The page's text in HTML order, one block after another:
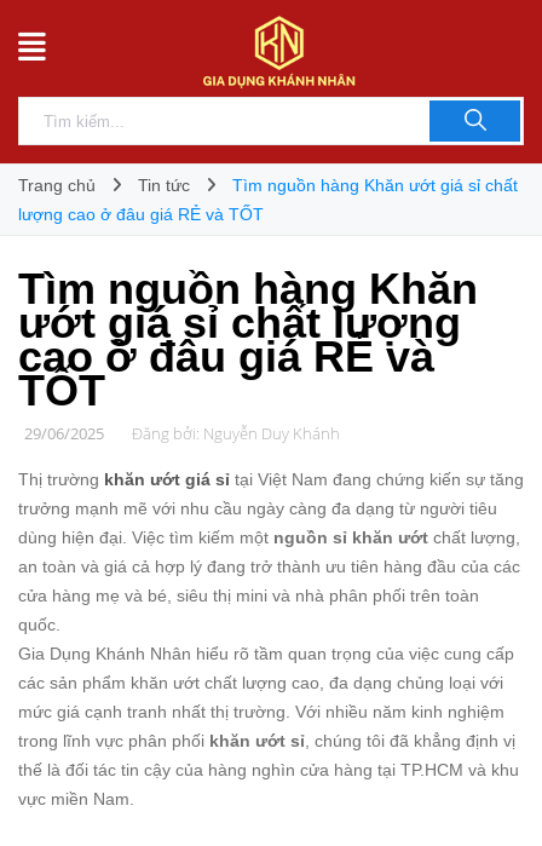
Trang chủ Tin tức
Tìm nguồn hàng Khăn ướt giá sỉ chất
lượng cao ở đâu giá RẺ và TỐT
Tìm nguồn hàng Khăn
ướt giá sỉ chất lượng
cao ở đâu giá RẺ và
TỐT
29/06/2025 Đăng bởi: Nguyễn Duy Khánh
Thị trường khăn ướt giá sỉ tại Việt Nam đang chứng kiến sự tăng
trưởng mạnh mẽ với nhu cầu ngày càng đa dạng từ người tiêu
dùng hiện đại. Việc tìm kiếm một nguồn sỉ khăn ướt chất lượng,
an toàn và giá cả hợp lý đang trở thành ưu tiên hàng đầu của các
cửa hàng mẹ và bé, siêu thị mini và nhà phân phối trên toàn
quốc.
Gia Dụng Khánh Nhân hiểu rõ tầm quan trọng của việc cung cấp
các sản phẩm khăn ướt chất lượng cao, đa dạng chủng loại với
mức giá cạnh tranh nhất thị trường. Với nhiều năm kinh nghiệm
trong lĩnh vực phân phối khăn ướt sỉ , chúng tôi đã khẳng định vị
thế là đối tác tin cậy của hàng nghìn cửa hàng tại TP.HCM và khu
vực miền Nam.